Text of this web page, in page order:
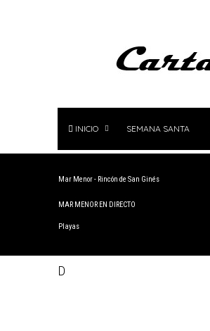
INICIO SEMANA SANTA
Mar Menor - Rincón de San Ginés
MAR MENOR EN DIRECTO
Playas
D